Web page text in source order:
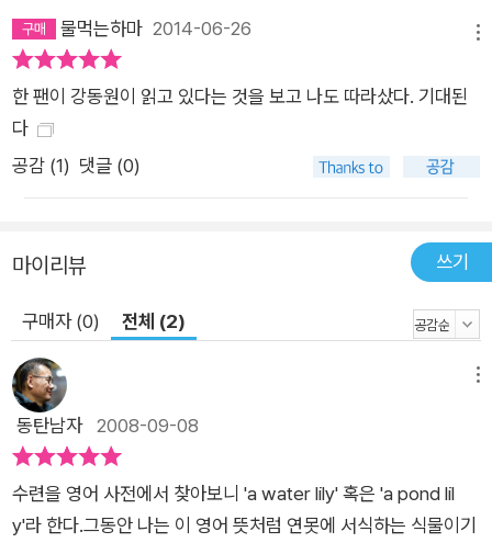
물먹는하마 2014-06-26
한 팬이 강동원이 읽고 있다는 것을 보고 나도 따라샀다. 기대된
다
공감 (1) 댓글 (0)
마이리뷰 쓰기
구매자 (0) 전체 (2)
동탄남자2008-09-08
수련을 영어 사전에서 찾아보니 'a water lily' 혹은 'a pond lil
y'라 한다.그동안 나는 이 영어 뜻처럼 연못에 서식하는 식물이기